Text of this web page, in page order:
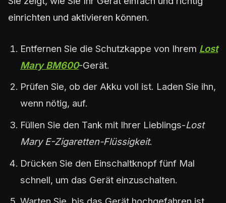
einrichten und aktivieren können.
Entfernen Sie die Schutzkappe von Ihrem Lost
Mary BM600-Gerät.
Prüfen Sie, ob der Akku voll ist. Laden Sie ihn,
wenn nötig, auf.
Füllen Sie den Tank mit Ihrer Lieblings-Lost
Mary E-Zigaretten-Flüssigkeit.
Drücken Sie den Einschaltknopf fünf Mal
schnell, um das Gerät einzuschalten.